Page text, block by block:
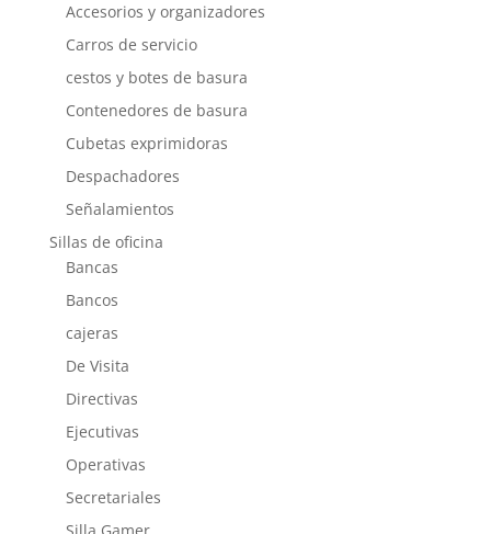
Accesorios y organizadores
Carros de servicio
cestos y botes de basura
Contenedores de basura
Cubetas exprimidoras
Despachadores
Señalamientos
Sillas de oficina
Bancas
Bancos
cajeras
De Visita
Directivas
Ejecutivas
Operativas
Secretariales